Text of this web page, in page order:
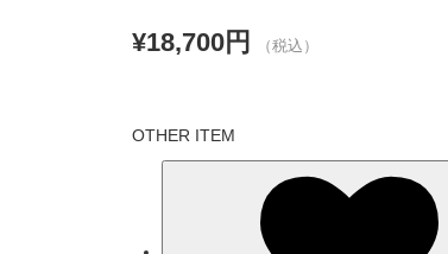
¥18,700円 （税込）
OTHER ITEM